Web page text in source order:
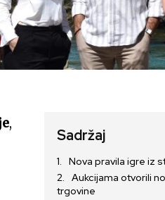
,
Sadržaj
Nova pravila igre iz
Aukcijama otvorili
trgovine